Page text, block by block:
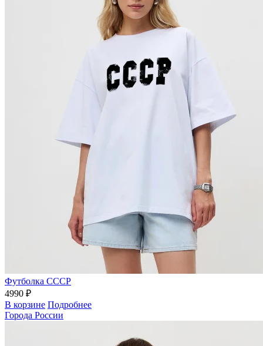
Футболка СССР
4990 ₽
В корзине Подробнее
Города России